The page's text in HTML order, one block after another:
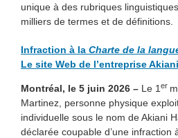
unique à des rubriques
milliers de termes et de définitions.
Infraction à la Charte de la
Le site Web de l’entreprise
Montréal, le 5 juin 2026 – Le 1 er
Martinez, personne physique
individuelle sous le nom de Akiani
déclarée coupable d’une infraction